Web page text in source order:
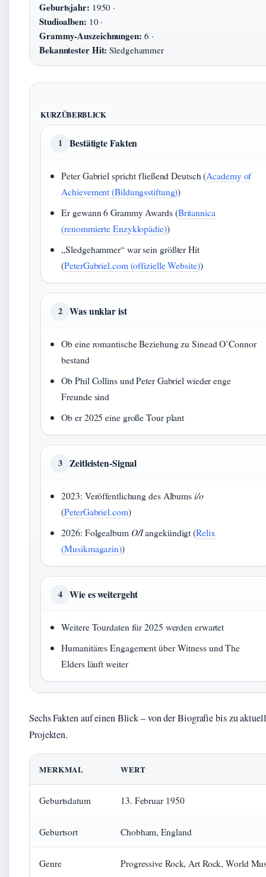
Geburtsjahr: 1950 ·
Studioalben: 10 ·
Grammy-Auszeichnungen: 6 ·
Bekanntester Hit: Sledgehammer
KURZÜBERBLICK
1 Bestätigte Fakten
Peter Gabriel spricht fließend Deutsch (Academy of
Achievement (Bildungsstiftung))
Er gewann 6 Grammy Awards (Britannica
(renommierte Enzyklopädie))
„Sledgehammer“ war sein größter Hit
(PeterGabriel.com (offizielle Website))
2 Was unklar ist
Ob eine romantische Beziehung zu Sinead O’Connor
bestand
Ob Phil Collins und Peter Gabriel wieder enge
Freunde sind
Ob er 2025 eine große Tour plant
3 Zeitleisten-Signal
2023: Veröffentlichung des Albumsi/o
(PeterGabriel.com)
2026: Folgealbum O/Iangekündigt (Relix
(Musikmagazin))
4 Wie es weitergeht
Weitere Tourdaten für 2025 werden erwartet
Humanitäres Engagement über Witness und The
Elders läuft weiter
Sechs Fakten auf einen Blick – von der Biografie bis zu
Projekten.
MERKMAL WERT
Geburtsdatum 13. Februar 1950
Geburtsort Chobham, England
Genre Progressive Rock, Art Rock, World